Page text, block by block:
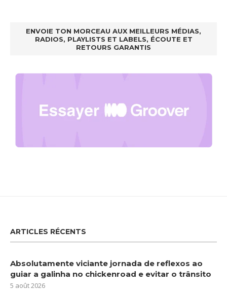
ENVOIE TON MORCEAU AUX MEILLEURS MÉDIAS,
RADIOS, PLAYLISTS ET LABELS, ÉCOUTE ET
RETOURS GARANTIS
ARTICLES RÉCENTS
Absolutamente viciante jornada de reflexos ao
guiar a galinha no chickenroad e evitar o trânsito
5 août 2026